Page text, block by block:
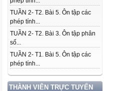
TUẦN 2- T2. Bài 5. Ôn tập các
phép tính...
TUẦN 2- T2. Bài 3. Ôn tập phân
số...
TUẦN 2- T1. Bài 5. Ôn tập các
phép tính...
THÀNH VIÊN TRỰC TUYẾN